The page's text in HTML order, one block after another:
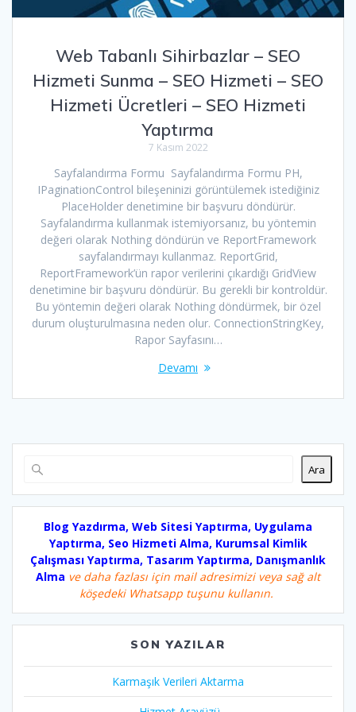
Web Tabanlı Sihirbazlar – SEO
Hizmeti Sunma – SEO Hizmeti – SEO
Hizmeti Ücretleri – SEO Hizmeti
Yaptırma
7 Kasım 2022
Sayfalandırma Formu Sayfalandırma Formu PH,
IPaginationControl bileşeninizi görüntülemek istediğiniz
PlaceHolder denetimine bir başvuru döndürür.
Sayfalandırma kullanmak istemiyorsanız, bu yöntemin
değeri olarak Nothing döndürün ve ReportFramework
sayfalandırmayı kullanmaz. ReportGrid,
ReportFramework’ün rapor verilerini çıkardığı GridView
denetimine bir başvuru döndürür. Bu gerekli bir kontroldür.
Bu yöntemin değeri olarak Nothing döndürmek, bir özel
durum oluşturulmasına neden olur. ConnectionStringKey,
Rapor Sayfasını…
Devamı
Ara
Blog Yazdırma, Web Sitesi Yaptırma, Uygulama
Yaptırma, Seo Hizmeti Alma, Kurumsal Kimlik
Çalışması Yaptırma, Tasarım Yaptırma, Danışmanlık
Alma ve daha fazlası için mail adresimizi veya sağ alt
köşedeki Whatsapp tuşunu kullanın.
SON YAZILAR
Karmaşık Verileri Aktarma